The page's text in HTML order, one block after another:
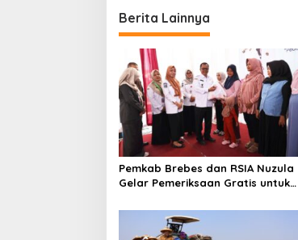
i
g
a
t
i
n
Berita Lainnya
Pemkab Brebes dan RSIA Nuzula
Gelar Pemeriksaan Gratis untuk
Kesehatan Ibu dan Bayi